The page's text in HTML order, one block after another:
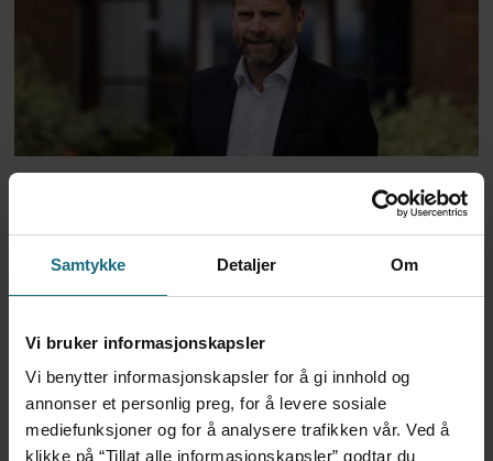
Samtykke Detaljer Om
Vi bruker informasjonskapsler
Vi benytter informasjonskapsler for å gi innhold og
annonser et personlig preg, for å levere sosiale
mediefunksjoner og for å analysere trafikken vår. Ved å
klikke på “Tillat alle informasjonskapsler” godtar du
Historien om fastlegenes
basistilskudd